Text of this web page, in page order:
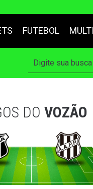
FUTEBOL
DO VOZÃO